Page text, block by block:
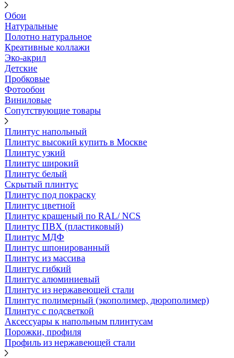
Обои
Натуральные
Полотно натуральное
Креативные коллажи
Эко-акрил
Детские
Пробковые
Фотообои
Виниловые
Сопутствующие товары
Плинтус напольный
Плинтус высокий купить в Москве
Плинтус узкий
Плинтус широкий
Плинтус белый
Скрытый плинтус
Плинтус под покраску
Плинтус цветной
Плинтус крашеный по RAL/ NCS
Плинтус ПВХ (пластиковый)
Плинтус МДФ
Плинтус шпонированный
Плинтус из массива
Плинтус гибкий
Плинтус алюминиевый
Плинтус из нержавеющей стали
Плинтус полимерный (экополимер, дюрополимер)
Плинтус с подсветкой
Аксессуары к напольным плинтусам
Порожки, профиля
Профиль из нержавеющей стали